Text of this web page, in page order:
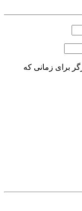
برای زمانی که